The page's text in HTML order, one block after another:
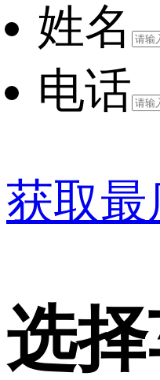
姓名
电话
获取最
选